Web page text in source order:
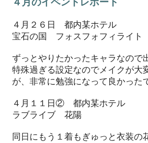
４月２６日 都内某ホテル
宝石の国 フォスフォフィライト
ずっとやりたかったキャラなので
特殊過ぎる設定なのでメイクが大
が、非常に勉強になって良かった
４月１１日② 都内某ホテル
ラブライブ 花陽
同日にもう１着もぎゅっと衣装の